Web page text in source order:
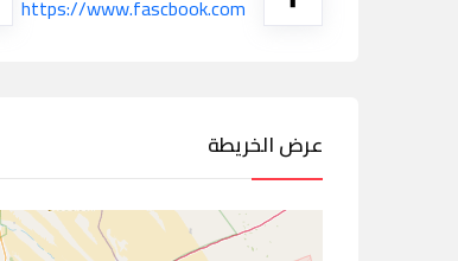
https://www.fascbook.com
عرض الخريطة